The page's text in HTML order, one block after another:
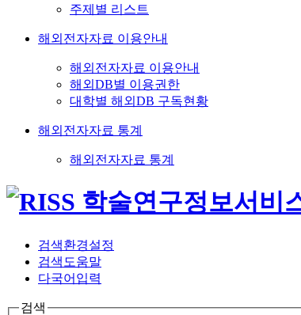
주제별 리스트
해외전자자료 이용안내
해외전자자료 이용안내
해외DB별 이용권한
대학별 해외DB 구독현황
해외전자자료 통계
해외전자자료 통계
검색환경설정
검색도움말
다국어입력
검색